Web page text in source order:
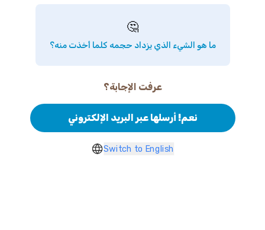
🤔
ما هو الشيء الذي يزداد حجمه كلما أخذت منه؟
عرفت الإجابة؟
نعم! أرسلها عبر البريد الإلكتروني
Switch to English